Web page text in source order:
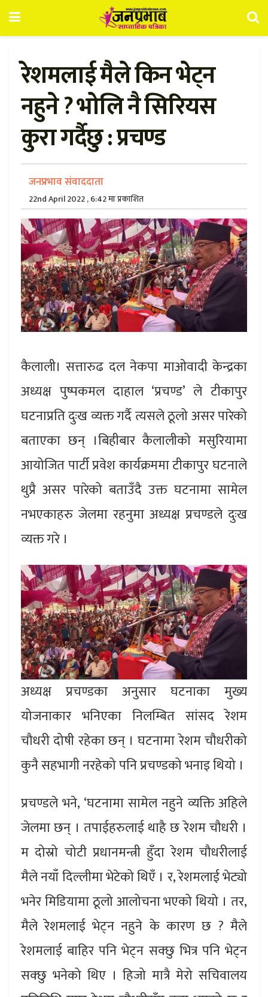
रेशमलाई मैले किन भेट्न
नहुने ? भोलि नै सिरियस
कुरा गर्दैछु : प्रचण्ड
जनप्रभाव संवाददाता
22nd April 2022 , 6:42 मा प्रकाशित
कैलाली। सत्तारुढ दल नेकपा माओवादी केन्द्रका
अध्यक्ष पुष्पकमल दाहाल ‘प्रचण्ड’ ले टीकापुर
घटनाप्रति दुःख व्यक्त गर्दै त्यसले ठूलो असर पारेको
बताएका छन् ।बिहीबार कैलालीको मसुरियामा
आयोजित पार्टी प्रवेश कार्यक्रममा टीकापुर घटनाले
थुप्रै असर पारेको बताउँदै उक्त घटनामा सामेल
नभएकाहरु जेलमा रहनुमा अध्यक्ष प्रचण्डले दुःख
व्यक्त गरे ।
अध्यक्ष प्रचण्डका अनुसार घटनाका मुख्य
योजनाकार भनिएका निलम्बित सांसद रेशम
चौधरी दोषी रहेका छन् । घटनामा रेशम चौधरीको
कुनै सहभागी नरहेको पनि प्रचण्डको भनाइ थियो ।
प्रचण्डले भने, ‘घटनामा सामेल नहुने व्यक्ति अहिले
जेलमा छन् । तपाईहरुलाई थाहै छ रेशम चौधरी ।
म दोस्रो चोटी प्रधानमन्त्री हुँदा रेशम चौधरीलाई
मैले नयाँ दिल्लीमा भेटेको थिएँ । र, रेशमलाई भेट्यो
भनेर मिडियामा ठूलो आलोचना भएको थियो । तर,
मैले रेशमलाई भेट्न नहुने के कारण छ ? मैले
रेशमलाई बाहिर पनि भेट्न सक्छु भित्र पनि भेट्न
सक्छु भनेको थिए । हिजो मात्रै मेरो सचिवालय